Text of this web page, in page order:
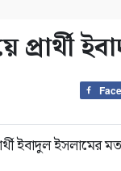
প্রার্থী